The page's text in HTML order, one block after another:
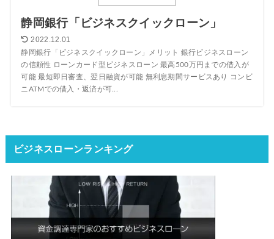
静岡銀行「ビジネスクイックローン」
2022.12.01
静岡銀行「ビジネスクイックローン」メリット 銀行ビジネスローン
の信頼性 ローンカード型ビジネスローン 最高500万円までの借入が
可能 最短即日審査、翌日融資が可能 無利息期間サービスあり コンビ
ニATMでの借入・返済が可...
ビジネスローンランキング